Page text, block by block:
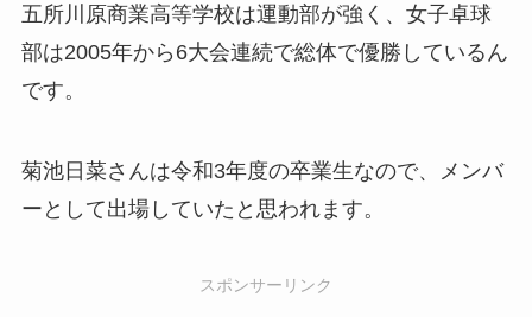
五所川原商業高等学校は運動部が強く、女子卓球
部は2005年から6大会連続で総体で優勝しているん
です。
菊池日菜さんは令和3年度の卒業生なので、メンバ
ーとして出場していたと思われます。
スポンサーリンク